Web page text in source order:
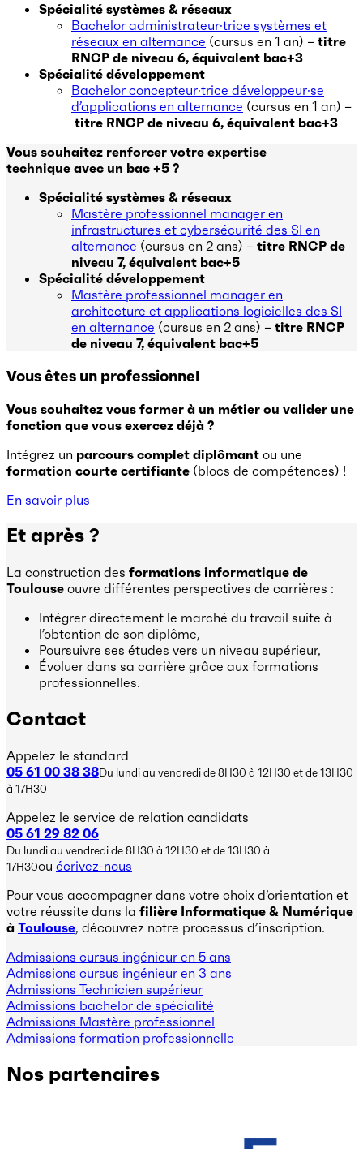
Spécialité systèmes & réseaux
Bachelor administrateur·trice systèmes et
réseaux en alternance (cursus en 1 an) – titre
RNCP de niveau 6, équivalent bac+3
Spécialité développement
Bachelor concepteur·trice développeur·se
d’applications en alternance (cursus en 1 an) –
titre RNCP de niveau 6, équivalent bac+3
Vous souhaitez renforcer votre expertise
technique avec un bac +5 ?
Spécialité systèmes & réseaux
Mastère professionnel manager en
infrastructures et cybersécurité des SI en
alternance (cursus en 2 ans) – titre RNCP de
niveau 7, équivalent bac+5
Spécialité développement
Mastère professionnel manager en
architecture et applications logicielles des SI
en alternance (cursus en 2 ans) – titre RNCP
de niveau 7, équivalent bac+5
Vous êtes un professionnel
Vous souhaitez vous former à un métier ou valider une
fonction que vous exercez déjà ?
Intégrez un parcours complet diplômant ou une
formation courte certifiante (blocs de compétences) !
En savoir plus
Et après ?
La construction des formations informatique de
Toulouse ouvre différentes perspectives de carrières :
Intégrer directement le marché du travail suite à
l’obtention de son diplôme,
Poursuivre ses études vers un niveau supérieur,
Évoluer dans sa carrière grâce aux formations
professionnelles.
Contact
Appelez le standard
05 61 00 38 38Du lundi au vendredi de 8H30 à 12H30 et de 13H30
à 17H30
Appelez le service de relation candidats
05 61 29 82 06
Du lundi au vendredi de 8H30 à 12H30 et de 13H30 à
17H30ou écrivez-nous
Pour vous accompagner dans votre choix d’orientation et
votre réussite dans la filière Informatique & Numérique
à Toulouse, découvrez notre processus d’inscription.
Admissions cursus ingénieur en 5 ans
Admissions cursus ingénieur en 3 ans
Admissions Technicien supérieur
Admissions bachelor de spécialité
Admissions Mastère professionnel
Admissions formation professionnelle
Nos partenaires